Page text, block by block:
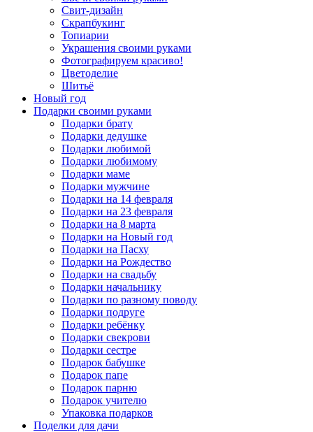
Свит-дизайн
Скрапбукинг
Топиарии
Украшения своими руками
Фотографируем красиво!
Цветоделие
Шитьё
Новый год
Подарки своими руками
Подарки брату
Подарки дедушке
Подарки любимой
Подарки любимому
Подарки маме
Подарки мужчине
Подарки на 14 февраля
Подарки на 23 февраля
Подарки на 8 марта
Подарки на Новый год
Подарки на Пасху
Подарки на Рождество
Подарки на свадьбу
Подарки начальнику
Подарки по разному поводу
Подарки подруге
Подарки ребёнку
Подарки свекрови
Подарки сестре
Подарок бабушке
Подарок папе
Подарок парню
Подарок учителю
Упаковка подарков
Поделки для дачи